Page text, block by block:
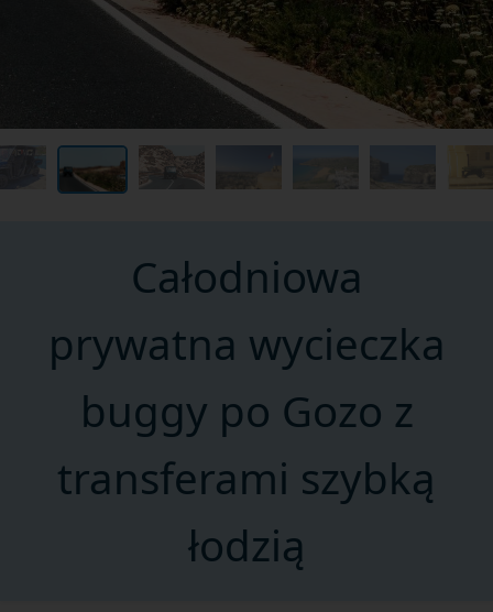
Całodniowa
prywatna wycieczka
buggy po Gozo z
transferami szybką
łodzią